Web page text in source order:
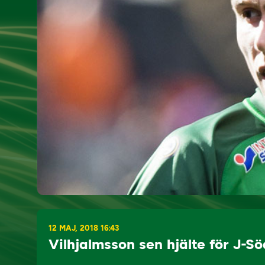
12 MAJ, 2018 16:43
Vilhjalmsson sen hjälte för J-